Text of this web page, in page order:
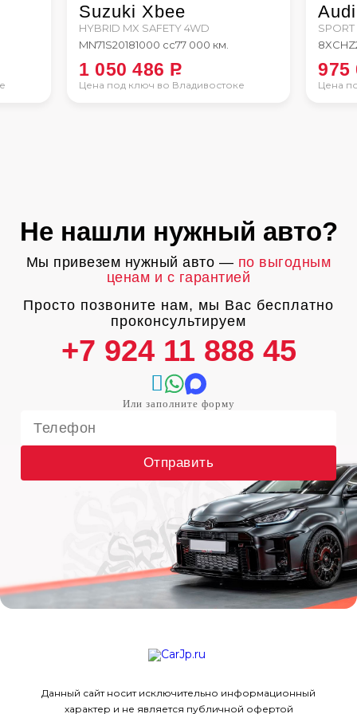
Suzuki Xbee
HYBRID MX SAFETY 4WD
MN71S20181000 сс77 000 км.
Цена под ключ во Владивостоке
1 050 486 P
SPORT
8XCHZ
Цена
975
Не нашли нужный авто?
Мы привезем нужный авто — по выгодным
ценам и с гарантией
Просто позвоните нам, мы Вас бесплатно
проконсультируем
+7 924 11 888 45
Отправить
Данный сайт носит исключительно информационный
характер и не является публичной офертой